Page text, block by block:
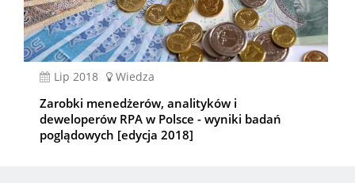
lip 2018 Wiedza
Zarobki menedżerów, analityków i
deweloperów RPA w Polsce - wyniki badań
poglądowych [edycja 2018]